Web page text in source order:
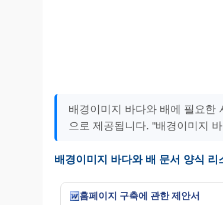
배경이미지 바다와 배에 필요한
으로 제공됩니다. "배경이미지
배경이미지 바다와 배 문서 양식 리
홈페이지 구축에 관한 제안서